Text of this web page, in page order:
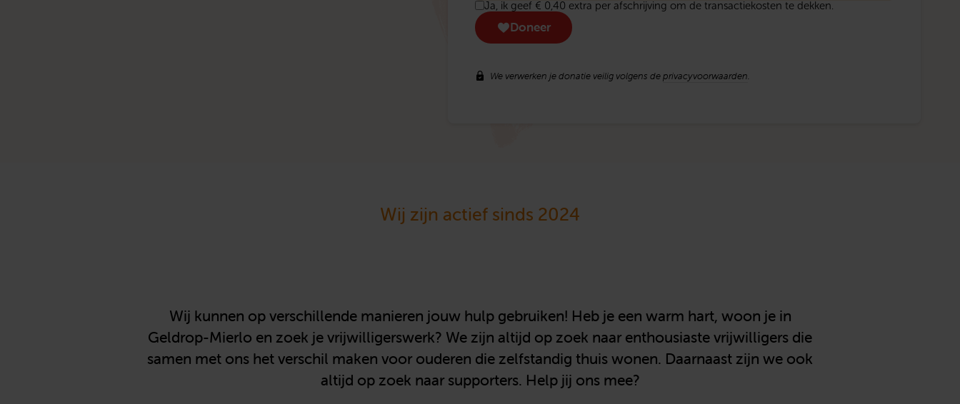
Donatie
transactiekosten
eenmalig
Ja, ik geef € 0,40 extra per afschrijving om de transactiekosten te dekken.
Doneer
We verwerken je donatie veilig volgens deprivacyvoorwaarden.
Wij zijn actief sinds 2024
Wij kunnen op verschillende manieren jouw hulp gebruiken! Heb je een warm hart, woon je in
Geldrop-Mierlo en zoek je vrijwilligerswerk? We zijn altijd op zoek naar enthousiaste vrijwilligers die
samen met ons het verschil maken voor ouderen die zelfstandig thuis wonen. Daarnaast zijn we ook
altijd op zoek naar supporters. Help jij ons mee?